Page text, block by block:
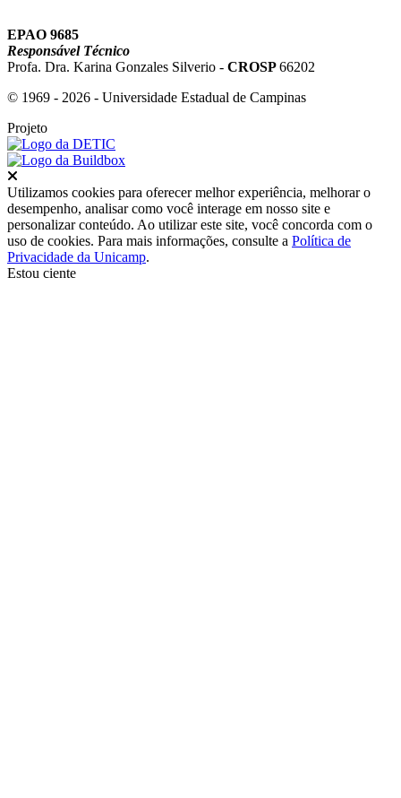
EPAO 9685
Responsável Técnico
Profa. Dra. Karina Gonzales Silverio - CROSP66202
© 1969 - 2026 - Universidade Estadual de Campinas
Projeto
Utilizamos cookies para oferecer melhor experiência, melhorar o
desempenho, analisar como você interage em nosso site e
personalizar conteúdo. Ao utilizar este site, você concorda com o
uso de cookies. Para mais informações, consulte a Política de
Privacidade da Unicamp.
Estou ciente